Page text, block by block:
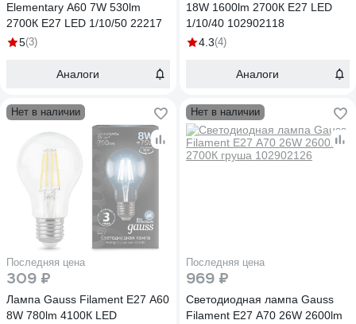
Elementary А60 7W 530lm
2700К Е27 LED 1/10/50 22217
5(3)
Аналоги
18W 1600lm 2700К Е27 LED
1/10/40 102902118
4.3(4)
Аналоги
Нет в наличии
Последняя цена
309 ₽
Лампа Gauss Filament E27 A60
8W 780lm 4100К LED
Нет в наличии
Последняя цена
969 ₽
Светодиодная лампа Gauss
Filament Е27 А70 26W 2600lm